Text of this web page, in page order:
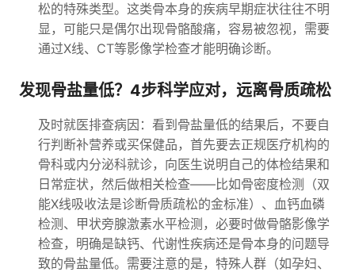
松的特殊类型。这类骨本身的疾病早期症状往往不明
显，可能只是偶尔出现骨骼酸痛，容易被忽视，需要
通过X线、CT等影像学检查才能明确诊断。
发现骨盐量低？4步科学应对，远离骨质疏松
及时就医排查病因：看到骨盐量低的结果后，不要自
行判断补营养或买保健品，首先要去正规医疗机构的
骨科或内分泌科就诊，向医生说明自己的体检结果和
日常症状，然后做相关检查——比如骨密度检测（双
能X线吸收法是诊断骨质疏松的金标准）、血钙血磷
检测、甲状旁腺激素水平检测，必要时做骨骼影像学
检查，明确是缺钙、代谢性疾病还是骨本身的问题导
致的骨盐量低。需要注意的是，特殊人群（如孕妇、